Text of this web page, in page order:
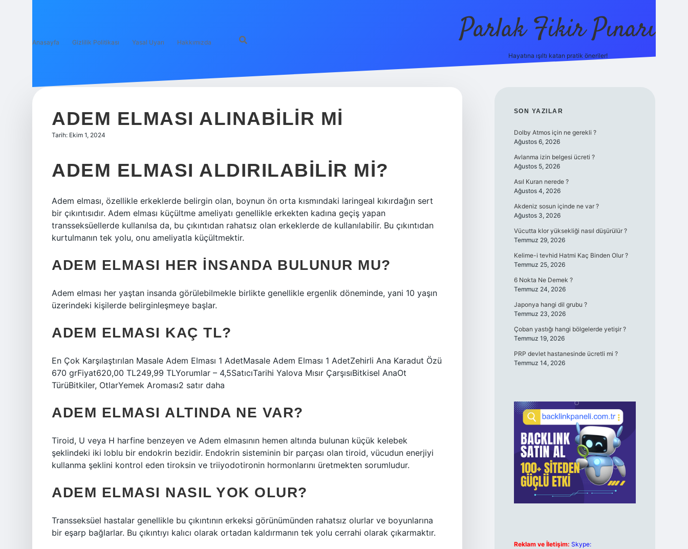
Anasayfa Gizlilik Politikası Yasal Uyarı Hakkımızda Parlak Fikir Pınarı
Hayatına ışıltı katan pratik öneriler!
ADEM ELMASI ALINABILIR MI
Tarih: Ekim 1, 2024
ADEM ELMASI ALDIRILABILIR MI?
Adem elması, özellikle erkeklerde belirgin olan, boynun ön orta kısmındaki laringeal kıkırdağın sert
bir çıkıntısıdır. Adem elması küçültme ameliyatı genellikle erkekten kadına geçiş yapan
transseksüellerde kullanılsa da, bu çıkıntıdan rahatsız olan erkeklerde de kullanılabilir. Bu çıkıntıdan
kurtulmanın tek yolu, onu ameliyatla küçültmektir.
ADEM ELMASI HER INSANDA BULUNUR MU?
Adem elması her yaştan insanda görülebilmekle birlikte genellikle ergenlik döneminde, yani 10 yaşın
üzerindeki kişilerde belirginleşmeye başlar.
ADEM ELMASI KAÇ TL?
En Çok Karşılaştırılan Masale Adem Elması 1 AdetMasale Adem Elması 1 AdetZehirli Ana Karadut Özü
670 grFiyat620,00 TL249,99 TLYorumlar – 4,5SatıcıTarihi Yalova Mısır ÇarşısıBitkisel AnaOt
TürüBitkiler, OtlarYemek Aroması2 satır daha
ADEM ELMASI ALTINDA NE VAR?
Tiroid, U veya H harfine benzeyen ve Adem elmasının hemen altında bulunan küçük kelebek
şeklindeki iki loblu bir endokrin bezidir. Endokrin sisteminin bir parçası olan tiroid, vücudun enerjiyi
kullanma şeklini kontrol eden tiroksin ve triiyodotironin hormonlarını üretmekten sorumludur.
ADEM ELMASI NASIL YOK OLUR?
Transseksüel hastalar genellikle bu çıkıntının erkeksi görünümünden rahatsız olurlar ve boyunlarına
bir eşarp bağlarlar. Bu çıkıntıyı kalıcı olarak ortadan kaldırmanın tek yolu cerrahi olarak çıkarmaktır.
SIDEBAR
SON YAZILAR
Dolby Atmos için ne gerekli ?
Ağustos 6, 2026
Avlanma izin belgesi ücreti ?
Ağustos 5, 2026
Asıl Kuran nerede ?
Ağustos 4, 2026
Akdeniz sosun içinde ne var ?
Ağustos 3, 2026
Vücutta klor yüksekliği nasıl düşürülür ?
Temmuz 29, 2026
Kelime-i tevhid Hatmi Kaç Binden Olur ?
Temmuz 25, 2026
6 Nokta Ne Demek ?
Temmuz 24, 2026
Japonya hangi dil grubu ?
Temmuz 23, 2026
Çoban yastığı hangi bölgelerde yetişir ?
Temmuz 19, 2026
PRP devlet hastanesinde ücretli mi ?
Temmuz 14, 2026
Reklam ve İletişim: Skype: